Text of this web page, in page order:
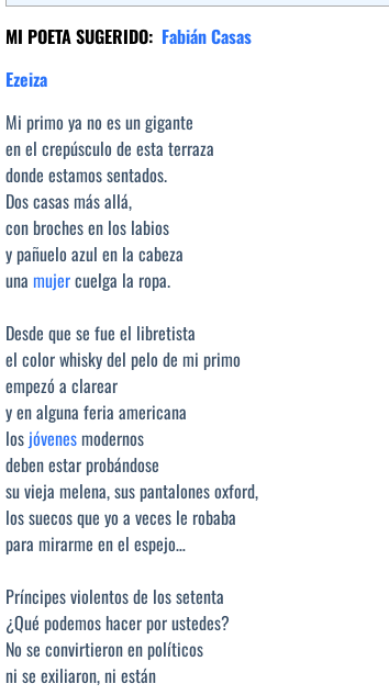
MI POETA SUGERIDO: Fabián Casas
Ezeiza
Mi primo ya no es un gigante
en el crepúsculo de esta terraza
donde estamos sentados.
Dos casas más allá,
con broches en los labios
y pañuelo azul en la cabeza
una mujercuelga la ropa.
Desde que se fue el libretista
el color whisky del pelo de mi primo
empezó a clarear
y en alguna feria americana
los jóvenesmodernos
deben estar probándose
su vieja melena, sus pantalones oxford,
los suecos que yo a veces le robaba
para mirarme en el espejo…
Príncipes violentos de los setenta
¿Qué podemos hacer por ustedes?
No se convirtieron en políticos
ni se exiliaron, ni están